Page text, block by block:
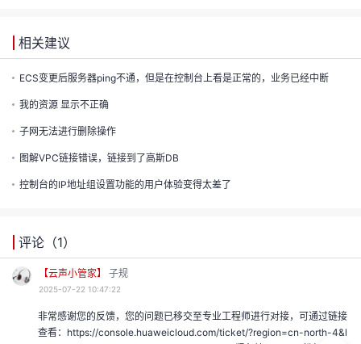
的
客
我
论
的
子
我
直
的
动
我
关
相关建议
ECS变更后服务器ping不通，但是在控制台上看是正常的，业务已经中断
我的资源 显示不正确
子网无法进行删除操作
图解VPC链接错误，链接到了高斯DB
控制台的IP地址组设置功能的用户体验变得太差了
评论（1）
【云声小管家】 子规
2025-07-22 10:47:22
非常感谢您的反馈，您的问题已移交至专业工程师进行对接，可通过链接
查看：https://console.huaweicloud.com/ticket/?region=cn-north-4&l